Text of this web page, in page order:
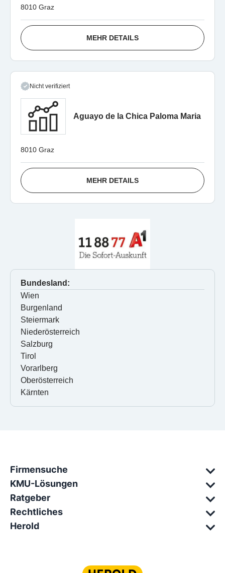
8010 Graz
MEHR DETAILS
Nicht verifiziert
Aguayo de la Chica Paloma Maria
8010 Graz
MEHR DETAILS
Bundesland:
Wien
Burgenland
Steiermark
Niederösterreich
Salzburg
Tirol
Vorarlberg
Oberösterreich
Kärnten
Firmensuche
KMU-Lösungen
Ratgeber
Rechtliches
Herold